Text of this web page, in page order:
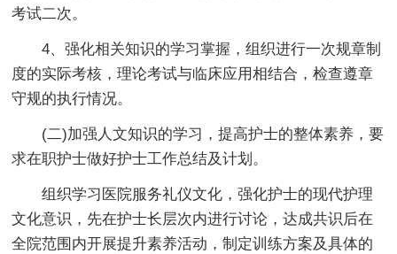
考试二次。
4、强化相关知识的学习掌握，组织进行一次规章制
度的实际考核，理论考试与临床应用相结合，检查遵章
守规的执行情况。
(二)加强人文知识的学习，提高护士的整体素养，要
求在职护士做好护士工作总结及计划。
组织学习医院服务礼仪文化，强化护士的现代护理
文化意识，先在护士长层次内进行讨论，达成共识后在
全院范围内开展提升素养活动，制定训练方案及具体的